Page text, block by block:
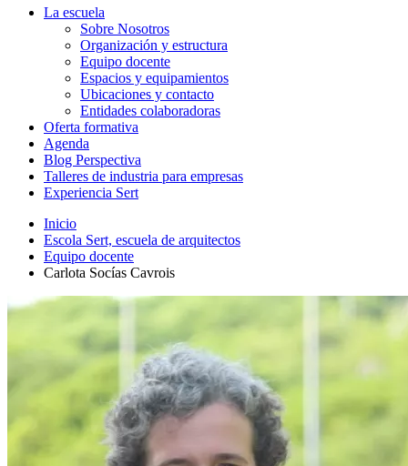
La escuela
Sobre Nosotros
Organización y estructura
Equipo docente
Espacios y equipamientos
Ubicaciones y contacto
Entidades colaboradoras
Oferta formativa
Agenda
Blog Perspectiva
Talleres de industria para empresas
Experiencia Sert
Inicio
Escola Sert, escuela de arquitectos
Equipo docente
Carlota Socías Cavrois